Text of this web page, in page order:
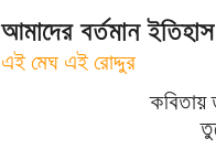
আমাদের বর্তমান
এই মেঘ এই রোদ্দুর
কবিতায়